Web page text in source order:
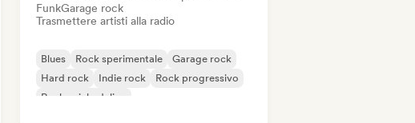
FunkGarage rock
Trasmettere artisti alla radio
Blues Rock sperimentale
Garage rock
Hard rock
Indie rock
Rock progressivo
Rock psichedelico